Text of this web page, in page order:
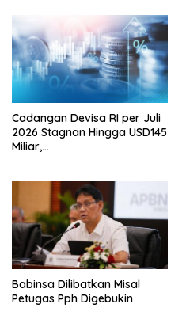
Cadangan Devisa RI per Juli
2026 Stagnan Hingga USD145
Miliar,
dan Internasional
Babinsa Dilibatkan Misal
Petugas Pph Digebukin